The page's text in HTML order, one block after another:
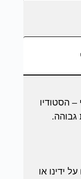
הסטודיו
גבוהה.
ידינו או